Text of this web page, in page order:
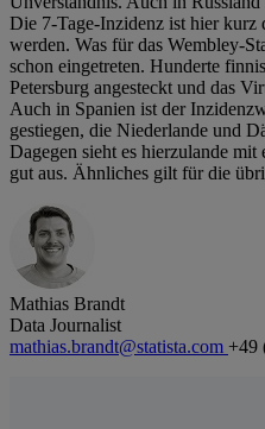
Die 7-Tage-Inzidenz ist hier kurz
werden. Was für das Wembley-
schon eingetreten. Hunderte
Petersburg angesteckt und das
Auch in Spanien ist der
gestiegen, die Niederlande und
Dagegen sieht es hierzulande
gut aus. Ähnliches gilt für die
Mathias Brandt
Data Journalist
mathias.brandt@statista.com +49